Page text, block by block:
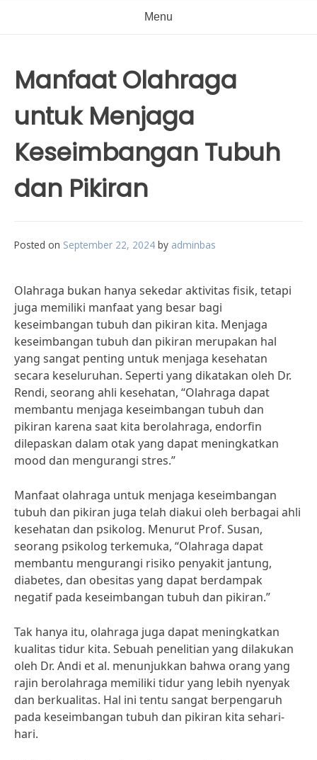
Menu
Manfaat Olahraga
untuk Menjaga
Keseimbangan Tubuh
dan Pikiran
Posted on September 22, 2024 by adminbas
Olahraga bukan hanya sekedar aktivitas fisik, tetapi
juga memiliki manfaat yang besar bagi
keseimbangan tubuh dan pikiran kita. Menjaga
keseimbangan tubuh dan pikiran merupakan hal
yang sangat penting untuk menjaga kesehatan
secara keseluruhan. Seperti yang dikatakan oleh Dr.
Rendi, seorang ahli kesehatan, “Olahraga dapat
membantu menjaga keseimbangan tubuh dan
pikiran karena saat kita berolahraga, endorfin
dilepaskan dalam otak yang dapat meningkatkan
mood dan mengurangi stres.”
Manfaat olahraga untuk menjaga keseimbangan
tubuh dan pikiran juga telah diakui oleh berbagai ahli
kesehatan dan psikolog. Menurut Prof. Susan,
seorang psikolog terkemuka, “Olahraga dapat
membantu mengurangi risiko penyakit jantung,
diabetes, dan obesitas yang dapat berdampak
negatif pada keseimbangan tubuh dan pikiran.”
Tak hanya itu, olahraga juga dapat meningkatkan
kualitas tidur kita. Sebuah penelitian yang dilakukan
oleh Dr. Andi et al. menunjukkan bahwa orang yang
rajin berolahraga memiliki tidur yang lebih nyenyak
dan berkualitas. Hal ini tentu sangat berpengaruh
pada keseimbangan tubuh dan pikiran kita sehari-
hari.